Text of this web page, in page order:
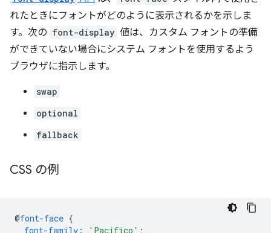
れたときにフォントがどのように表示されるかを示しま
す。次の font-display 値は、カスタム フォントの準備
ができていない場合にシステム フォントを使用するよう
ブラウザに指示します。
swap
optional
fallback
CSS の例
@font-face {
font-family : 'Pacifico' ;